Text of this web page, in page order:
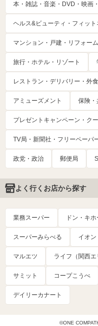
本・雑誌・音楽・DVD・映画
ヘルス&ビューティ・フィット
マンション・戸建・リフォー
旅行・ホテル・リゾート
レストラン・デリバリー・外食
アミューズメント 保険・
プレゼントキャンペーン・ク
TV局・新聞社・フリーペーパ
政党・政治 郵便局
よく行くお店から探す
業務スーパー ドン・キホ
スーパーみらべる イオン
マルエツ ライフ（関西エ
サミット コープこうべ
デイリーカナート
©ONE